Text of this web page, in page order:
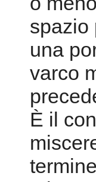
spazio
una
varco
È il